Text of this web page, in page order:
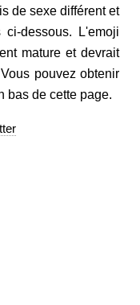
de sexe différent et
dessous. L'emoji
mature et devrait
pouvez obtenir
bas de cette page.